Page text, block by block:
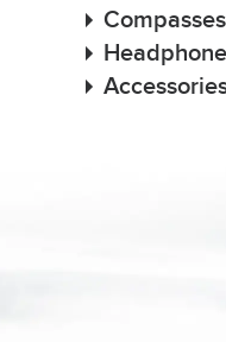
Compasses